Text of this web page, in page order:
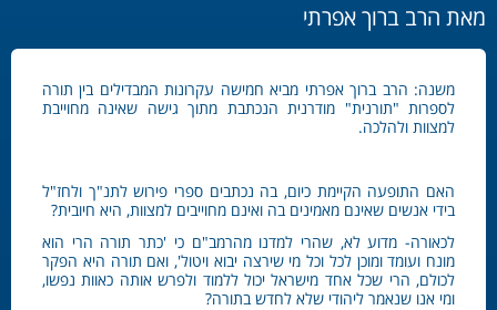
מאת הרב ברוך אפרתי
משנה: הרב ברוך אפרתי מביא חמישה עקרונות המבדילים בין תורה
לספרות "תורנית" מודרנית הנכתבת מתוך גישה שאינה מחוייבת
למצוות ולהלכה.
האם התופעה הקיימת כיום, בה נכתבים ספרי פירוש לתנ"ך ולחז"ל
בידי אנשים שאינם מאמינים בה ואינם מחוייבים למצוות, היא חיובית?
לכאורה- מדוע לא, שהרי למדנו מהרמב"ם כי 'כתר תורה הרי הוא
מונח ועומד ומוכן לכל וכל מי שירצה יבוא ויטול', ואם תורה היא הפקר
לכולם, הרי שכל אחד מישראל יכול ללמוד ולפרש אותה כאוות נפשו,
ומי אנו שנאמר ליהודי שלא לחדש בתורה?